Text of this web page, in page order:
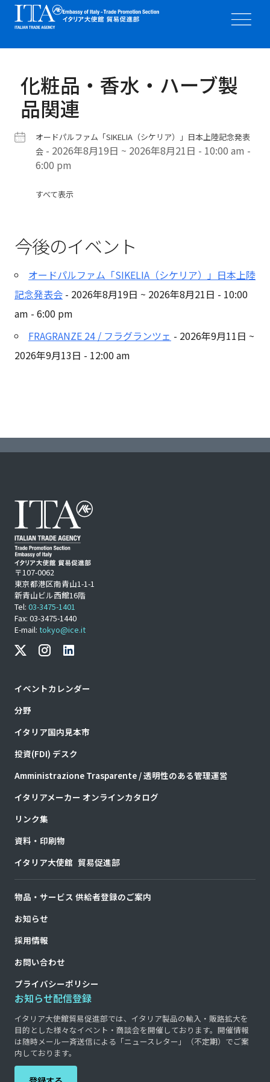
化粧品・香水・ハーブ製
品関連
オードパルファム「SIKELIA（シケリア）」日本上陸記念発表
会 - 2026年8月19日 ~ 2026年8月21日 - 10:00 am -
6:00 pm
すべて表示
今後のイベント
オードパルファム「SIKELIA（シケリア）」日本上陸
記念発表会 - 2026年8月19日 ~ 2026年8月21日 - 10:00
am - 6:00 pm
FRAGRANZE 24 / フラグランツェ - 2026年9月11日 ~
2026年9月13日 - 12:00 am
〒107-0062
東京都港区南青山1-1-1
新青山ビル西館16階
Tel: 03-3475-1401
Fax: 03-3475-1440
E-mail: tokyo@ice.it
イベントカレンダー
分野
イタリア国内見本市
投資(FDI) デスク
Amministrazione Trasparente / 透明性のある管理運営
イタリアメーカー オンラインカタログ
リンク集
資料・印刷物
イタリア大使館 貿易促進部
物品・サービス 供給者登録のご案内
お知らせ
採用情報
お問い合わせ
プライバシーポリシー
お知らせ配信登録
イタリア大使館貿易促進部では、イタリア製品の輸入・販路拡大を
目的とした様々なイベント・商談会を開催しております。開催情報
は随時メール一斉送信による「ニュースレター」（不定期）でご案
内しております。